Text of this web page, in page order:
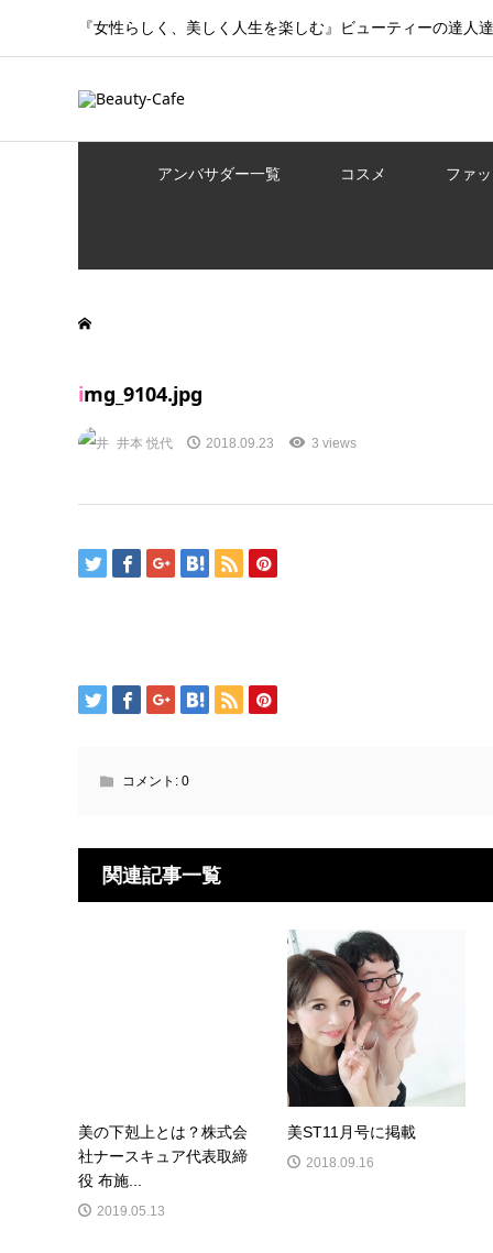
『女性らしく、美しく人生を楽しむ』ビューティーの達人
アンバサダー一覧 コスメ ファ
img_9104.jpg
井本 悦代 2018.09.23 3 views
コメント:0
関連記事一覧
美の下剋上とは？株式会
社ナースキュア代表取締
役 布施...
2019.05.13
美ST11月号に掲載
2018.09.16